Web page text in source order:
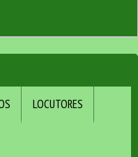
LOCUTORES